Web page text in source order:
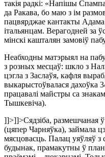
такія радкі: «Напішы
да Ракава, бо маю з ім
пацвярджае кантакты
італьянцам. Верагодней за
мінскі кашталян замовіў
Неабходны матэрыял на
з розных месцаў: шкло з
цэгла з Заслаўя, кафля
выкарыстоўвалася дахоўка
працавалі майстры са
Тышкевіча).
]]>]]>Сядзіба, размешчаная
(цяпер Чарняўка), займала
мясцовасць. Палац уяўляў
будынак, прамакутны ў